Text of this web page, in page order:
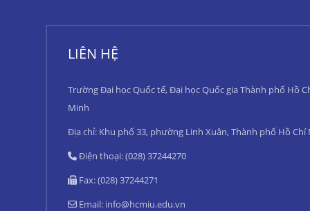
LIÊN HỆ
Trường Đại học Quốc tế, Đại học Quốc gia Thành phố Hồ
Minh
Địa chỉ: Khu phố 33, phường Linh Xuân, Thành phố Hồ Chí
Điện thoại: (028) 37244270
Fax: (028) 37244271
Email: info@hcmiu.edu.vn